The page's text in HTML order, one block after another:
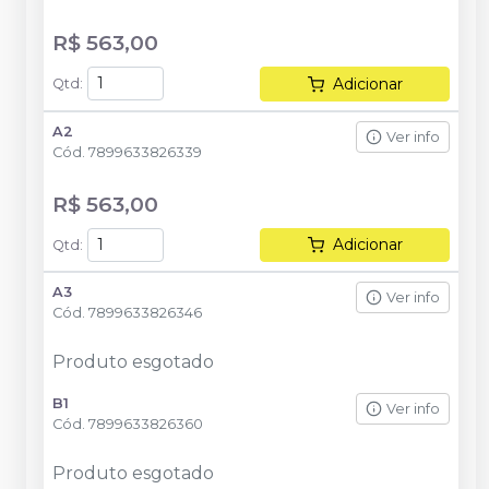
R$ 563,00
Qtd : Adicionar
A2
Cód. 7899633826339
Ver info
R$ 563,00
Qtd: Adicionar
A3
Cód. 7899633826346
Ver info
Produto esgotado
B1
Cód. 7899633826360
Ver info
Produto esgotado